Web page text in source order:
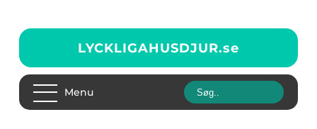
LYCKLIGAHUSDJUR.se
Menu